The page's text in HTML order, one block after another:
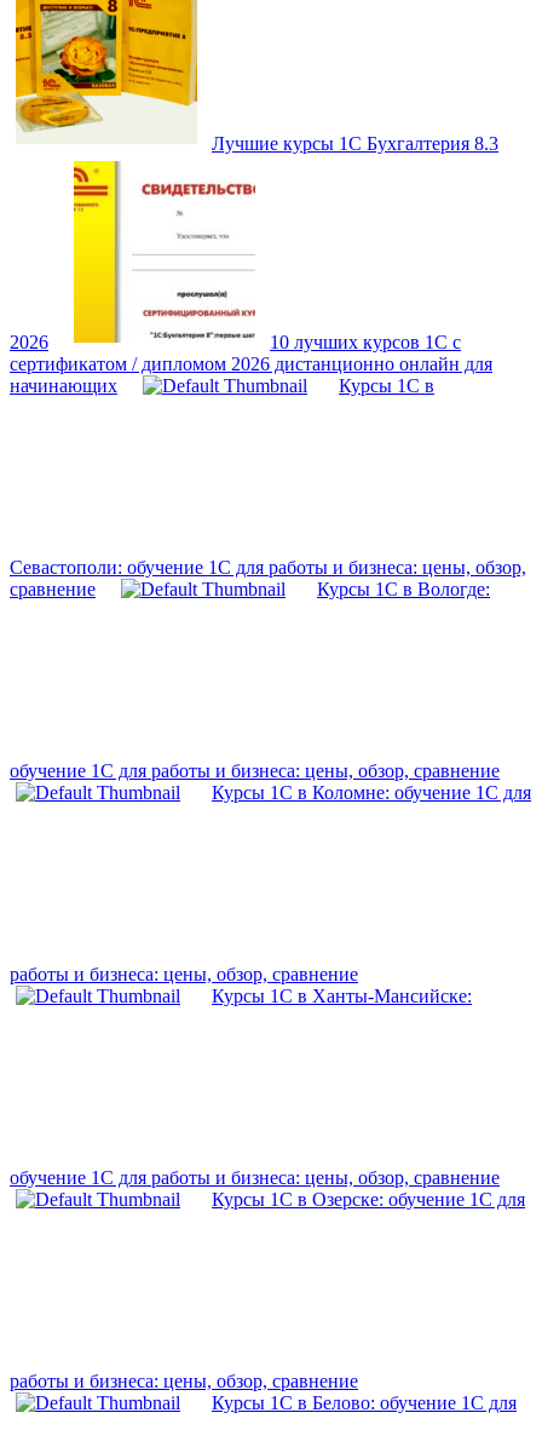
Лучшие курсы 1С Бухгалтерия 8.3
2026
10 лучших курсов 1С с
сертификатом / дипломом 2026 дистанционно онлайн для
начинающих
Курсы 1С в
Севастополи: обучение 1С для работы и бизнеса: цены, обзор,
сравнение
Курсы 1С в Вологде:
обучение 1С для работы и бизнеса: цены, обзор, сравнение
Курсы 1С в Коломне: обучение 1С для
работы и бизнеса: цены, обзор, сравнение
Курсы 1С в Ханты-Мансийске:
обучение 1С для работы и бизнеса: цены, обзор, сравнение
Курсы 1С в Озерске: обучение 1С для
работы и бизнеса: цены, обзор, сравнение
Курсы 1С в Белово: обучение 1С для